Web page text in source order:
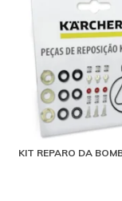
KIT REPARO DA